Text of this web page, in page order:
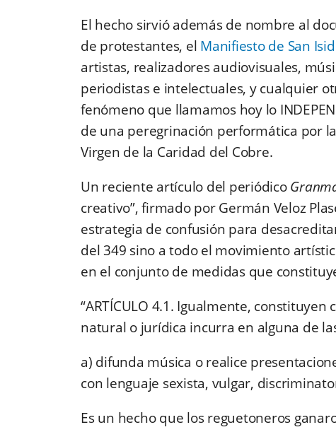
El hecho sirvió además de nombre al
de protestantes, el Manifiesto de San
artistas, realizadores audiovisuales,
periodistas e intelectuales, y cualquier
fenómeno que llamamos hoy lo
de una peregrinación performática por
Virgen de la Caridad del Cobre.
Un reciente artículo del periódico
creativo”, firmado por Germán Veloz
estrategia de confusión para
del 349 sino a todo el movimiento
en el conjunto de medidas que
“ARTÍCULO 4.1. Igualmente,
natural o jurídica incurra en alguna de
a) difunda música o realice
con lenguaje sexista, vulgar,
Es un hecho que los reguetoneros